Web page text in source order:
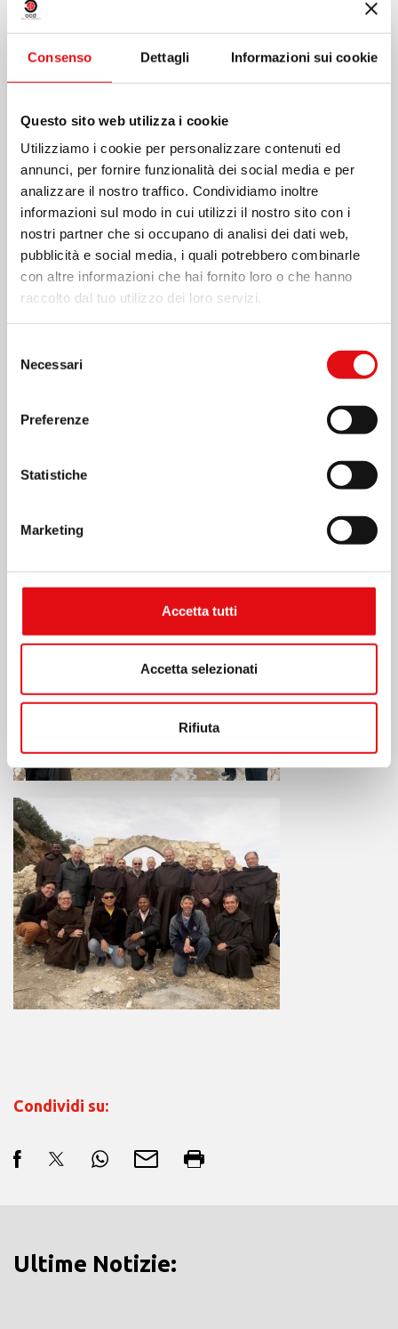
Consenso Dettagli Informazioni sui cookie
Questo sito web utilizza i cookie
Utilizziamo i cookie per personalizzare contenuti ed
annunci, per fornire funzionalità dei social media e per
analizzare il nostro traffico. Condividiamo inoltre
informazioni sul modo in cui utilizzi il nostro sito con i
nostri partner che si occupano di analisi dei dati web,
pubblicità e social media, i quali potrebbero combinarle
con altre informazioni che hai fornito loro o che hanno
raccolto dal tuo utilizzo dei loro servizi.
delNecessari
Preferenze
Statistiche
Marketing
Accetta tutti
Accetta selezionati
Rifiuta
Condividi su:
Ultime Notizie: